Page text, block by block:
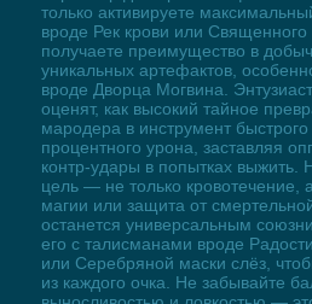
только активируете
вроде Рек крови или
получаете преимущество в
уникальных артефактов,
вроде Дворца Могвина.
оценят, как высокий тайное
мародера в инструмент
процентного урона, заставляя
контр-удары в попытках выжить.
цель — не только кровотечение,
магии или защита от
останется универсальным
его с талисманами вроде
или Серебряной маски слёз,
из каждого очка. Не забывайте